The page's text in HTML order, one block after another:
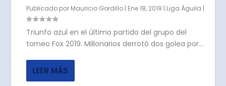
Publicado por Mauricio Gordillo | Ene 18, 2019 | Liga Águila |
Triunfo azul en el último partido del grupo del
torneo Fox 2019. Millonarios derrotó dos golea por...
LEER MÁS